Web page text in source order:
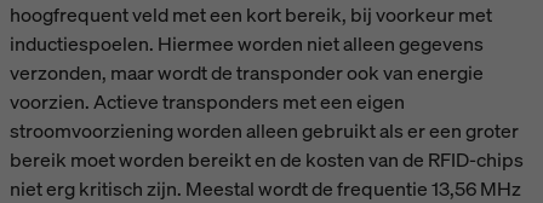
hoogfrequent veld met een kort bereik, bij voorkeur met
inductiespoelen. Hiermee worden niet alleen gegevens
verzonden, maar wordt de transponder ook van energie
voorzien. Actieve transponders met een eigen
stroomvoorziening worden alleen gebruikt als er een groter
bereik moet worden bereikt en de kosten van de RFID-chips
niet erg kritisch zijn. Meestal wordt de frequentie 13,56 MHz